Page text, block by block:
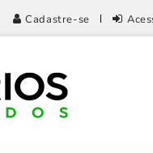
Cadastre-se